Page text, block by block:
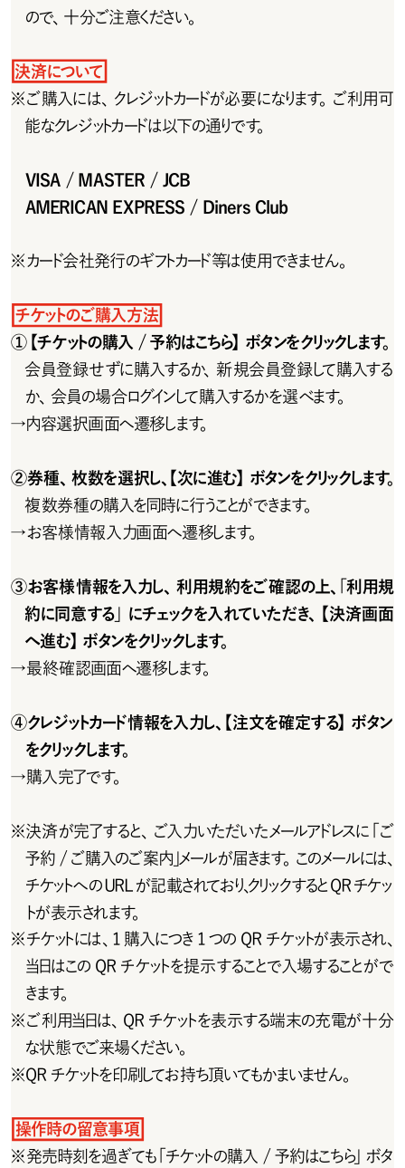
ので、十分ご注意ください。
決済について
※ご 購 入 には 、クレジットカードが 必 要 に なります。ご 利 用 可
能なクレジットカードは以下の通りです。
VISA / MASTER / JCB
AMERICAN EXPRESS / Diners Club
※カード会 社 発 行のギフトカード等は使 用できません。
チ ケットのご 購 入 方 法
①【チケットの購入 / 予約はこちら】ボタンをクリックします。
会員登録せずに購入するか、新規会員登録して購入する
か、会員の場合ログインして購入するかを選べます。
→内容選択画面へ遷移します。
②券種、枚数を選択し、【次に進む】ボタンをクリックします。
複 数 券 種の購入を同時に行うことができます。
→お客様情報入力画面へ遷移します。
③お客様情報を入力し、利用規約をご確認の上、「利用規
約に同意する」にチェックを入れていただき、 【決済画面
へ進む】ボタンをクリックします。
→最終確認画面へ遷移します。
④クレジットカード情報を入力し、【注文を確定する】ボタン
をクリックします。
→購入完了です。
※決済が完了すると、ご入力いただいたメールアドレスに「ご
予約 / ご購入のご案内」メールが届きます。このメールには、
チケットへのURLが記載されており、クリックするとQRチケッ
トが表示されます。
※チ ケットには 、1 購 入 に つき 1 つ の Q R チ ケットが 表 示 され 、
当日はこの QR チケットを提示することで入場することがで
きます。
※ご利用当日は、QRチケットを表示する端末の充電が十分
な状態でご来場ください。
※Q R チ ケットを 印 刷してお 持 ち 頂 いてもかまいませ ん 。
操作時の留意事項
※発売時刻を過ぎても「チケットの購入 /予約はこちら」ボタ